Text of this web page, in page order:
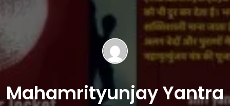
Mahamrityunjay Yantra